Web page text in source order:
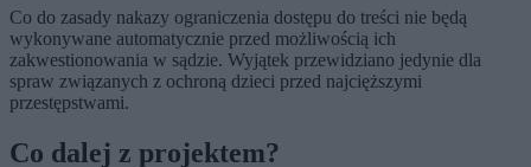
Co do zasady nakazy ograniczenia dostępu do treści nie będą
wykonywane automatycznie przed możliwością ich
zakwestionowania w sądzie. Wyjątek przewidziano jedynie dla
spraw związanych z ochroną dzieci przed najcięższymi
przestępstwami.
Co dalej z projektem?